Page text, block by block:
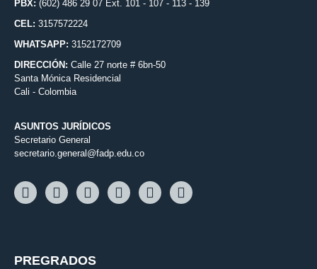
PBX: (602) 486 29 07 Ext. 101 - 107 - 113 - 139
CEL: 3157572224
WHATSAPP: 3152172709
DIRECCIÓN: Calle 27 norte # 6bn-50
Santa Mónica Residencial
Cali - Colombia
ASUNTOS JURÍDICOS
Secretario General
secretario.general@fadp.edu.co
PREGRADOS